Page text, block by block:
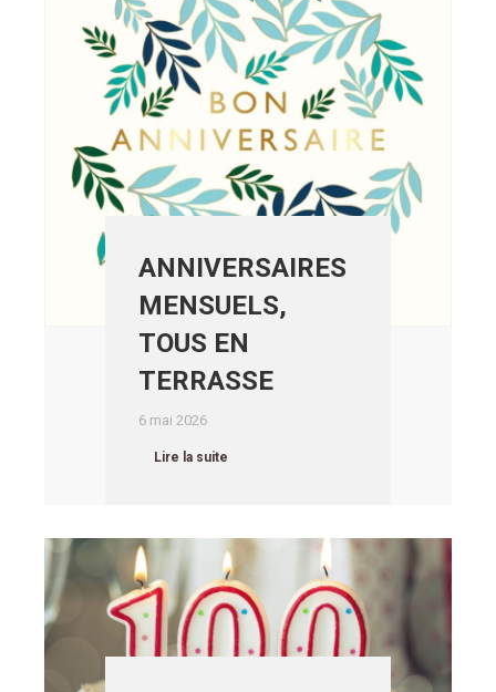
ANNIVERSAIRES
MENSUELS,
TOUS EN
TERRASSE
6 mai 2026
Lire la suite